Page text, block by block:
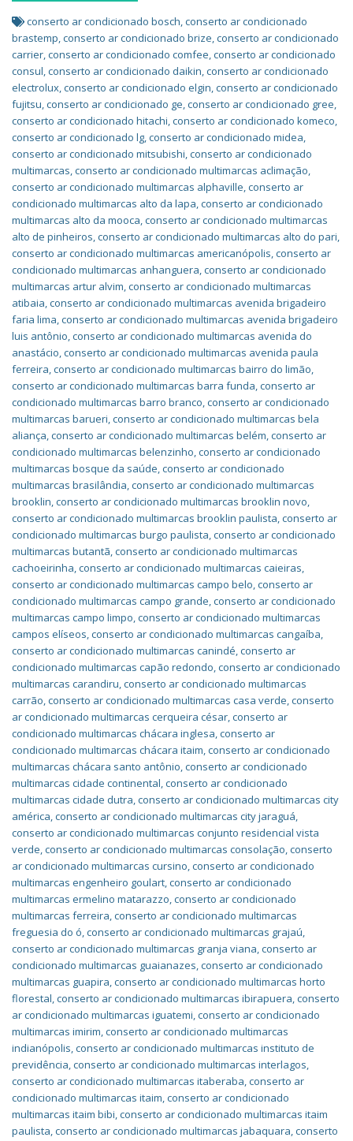
conserto ar condicionado bosch,conserto ar condicionado
brastemp,conserto ar condicionado brize,conserto ar condicionado
carrier,conserto ar condicionado comfee,conserto ar condicionado
consul,conserto ar condicionado daikin,conserto ar condicionado
electrolux,conserto ar condicionado elgin,conserto ar condicionado
fujitsu,conserto ar condicionado ge,conserto ar condicionado gree,
conserto ar condicionado hitachi,conserto ar condicionado komeco,
conserto ar condicionado lg,conserto ar condicionado midea,
conserto ar condicionado mitsubishi,conserto ar condicionado
multimarcas,conserto ar condicionado multimarcas aclimação,
conserto ar condicionado multimarcas alphaville,conserto ar
condicionado multimarcas alto da lapa,conserto ar condicionado
multimarcas alto da mooca,conserto ar condicionado multimarcas
alto de pinheiros,conserto ar condicionado multimarcas alto do pari,
conserto ar condicionado multimarcas americanópolis,conserto ar
condicionado multimarcas anhanguera,conserto ar condicionado
multimarcas artur alvim,conserto ar condicionado multimarcas
atibaia,conserto ar condicionado multimarcas avenida brigadeiro
faria lima,conserto ar condicionado multimarcas avenida brigadeiro
luis antônio,conserto ar condicionado multimarcas avenida do
anastácio,conserto ar condicionado multimarcas avenida paula
ferreira,conserto ar condicionado multimarcas bairro do limão,
conserto ar condicionado multimarcas barra funda,conserto ar
condicionado multimarcas barro branco,conserto ar condicionado
multimarcas barueri,conserto ar condicionado multimarcas bela
aliança,conserto ar condicionado multimarcas belém,conserto ar
condicionado multimarcas belenzinho,conserto ar condicionado
multimarcas bosque da saúde,conserto ar condicionado
multimarcas brasilândia,conserto ar condicionado multimarcas
brooklin,conserto ar condicionado multimarcas brooklin novo,
conserto ar condicionado multimarcas brooklin paulista,conserto ar
condicionado multimarcas burgo paulista,conserto ar condicionado
multimarcas butantã,conserto ar condicionado multimarcas
cachoeirinha,conserto ar condicionado multimarcas caieiras,
conserto ar condicionado multimarcas campo belo,conserto ar
condicionado multimarcas campo grande,conserto ar condicionado
multimarcas campo limpo,conserto ar condicionado multimarcas
campos elíseos,conserto ar condicionado multimarcas cangaíba,
conserto ar condicionado multimarcas canindé,conserto ar
condicionado multimarcas capão redondo,conserto ar condicionado
multimarcas carandiru,conserto ar condicionado multimarcas
carrão,conserto ar condicionado multimarcas casa verde,conserto
ar condicionado multimarcas cerqueira césar,conserto ar
condicionado multimarcas chácara inglesa,conserto ar
condicionado multimarcas chácara itaim,conserto ar condicionado
multimarcas chácara santo antônio,conserto ar condicionado
multimarcas cidade continental,conserto ar condicionado
multimarcas cidade dutra,conserto ar condicionado multimarcas city
américa,conserto ar condicionado multimarcas city jaraguá,
conserto ar condicionado multimarcas conjunto residencial vista
verde,conserto ar condicionado multimarcas consolação,conserto
ar condicionado multimarcas cursino,conserto ar condicionado
multimarcas engenheiro goulart,conserto ar condicionado
multimarcas ermelino matarazzo,conserto ar condicionado
multimarcas ferreira,conserto ar condicionado multimarcas
freguesia do ó,conserto ar condicionado multimarcas grajaú,
conserto ar condicionado multimarcas granja viana,conserto ar
condicionado multimarcas guaianazes,conserto ar condicionado
multimarcas guapira,conserto ar condicionado multimarcas horto
florestal,conserto ar condicionado multimarcas ibirapuera,conserto
ar condicionado multimarcas iguatemi,conserto ar condicionado
multimarcas imirim,conserto ar condicionado multimarcas
indianópolis,conserto ar condicionado multimarcas instituto de
previdência,conserto ar condicionado multimarcas interlagos,
conserto ar condicionado multimarcas itaberaba,conserto ar
condicionado multimarcas itaim,conserto ar condicionado
multimarcas itaim bibi,conserto ar condicionado multimarcas itaim
paulista,conserto ar condicionado multimarcas jabaquara,conserto